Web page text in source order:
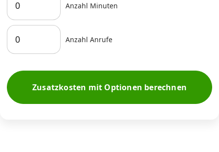
Anzahl Minuten
Anzahl Anrufe
Zusatzkosten mit Optionen berechnen